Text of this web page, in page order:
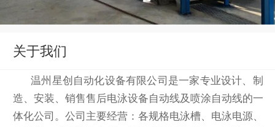
关于我们
温州星创自动化设备有限公司是一家专业设计、制
造、安装、销售售后电泳设备自动线及喷涂自动线的一
体化公司。公司主要经营：各规格电泳槽、电泳电源、